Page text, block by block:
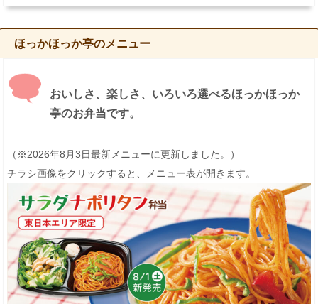
ほっかほっか亭のメニュー
おいしさ、楽しさ、いろいろ選べるほっかほっか
亭のお弁当です。
（※2026年8月3日最新メニューに更新しました。）
チラシ画像をクリックすると、メニュー表が開きます。